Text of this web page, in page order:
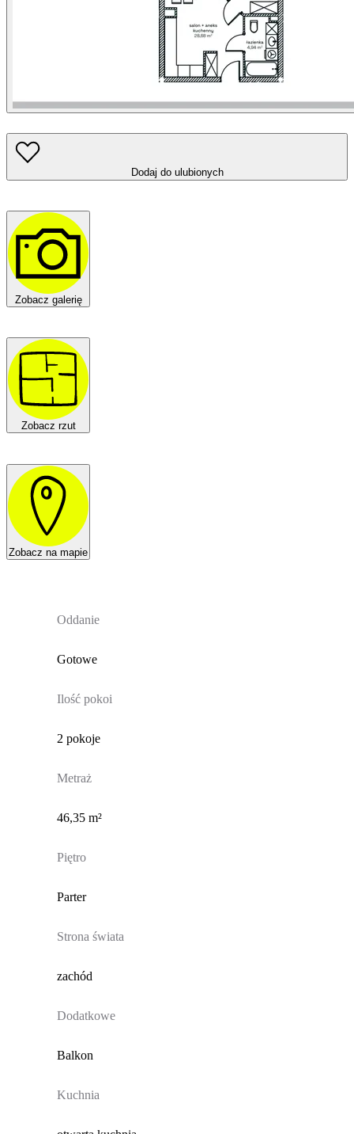
Dodaj do ulubionych
Zobacz galerię
Zobacz rzut
Zobacz na mapie
Oddanie
Gotowe
Ilość pokoi
2 pokoje
Metraż
46,35 m²
Piętro
Parter
Strona świata
zachód
Dodatkowe
Balkon
Kuchnia